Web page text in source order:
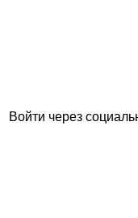
Войти через